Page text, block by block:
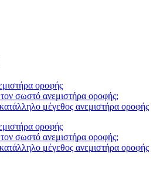
οροφής
σωστό ανεμιστήρα οροφής;
μέγεθος ανεμιστήρα οροφής
οροφής
σωστό ανεμιστήρα οροφής;
μέγεθος ανεμιστήρα οροφής